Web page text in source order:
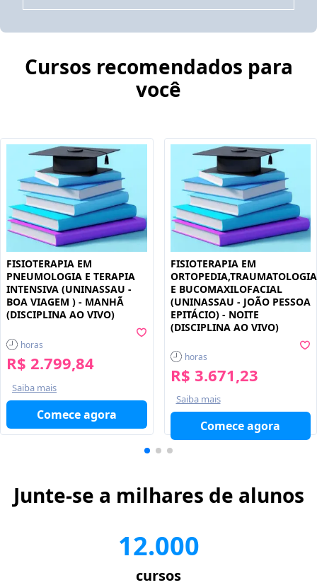
Cursos recomendados para
você
FISIOTERAPIA EM
PNEUMOLOGIA E TERAPIA
INTENSIVA (UNINASSAU -
BOA VIAGEM ) - MANHÃ
(DISCIPLINA AO VIVO)
horas
R$ 2.799,84
Saiba mais
Comece agora
FISIOTERAPIA EM
ORTOPEDIA,TRAUMATOLOGIA
E BUCOMAXILOFACIAL
(UNINASSAU - JOÃO PESSOA
EPITÁCIO) - NOITE
(DISCIPLINA AO VIVO)
horas
R$ 3.671,23
Saiba mais
Comece agora
Junte-se a milhares de alunos
12.000
cursos